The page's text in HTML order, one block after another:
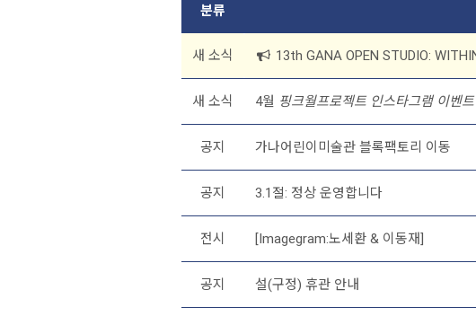
분류
새 소식 13th GANA OPEN STUDIO:
새 소식 4월 핑크월프로젝트 인스타그램 이벤트
공지 가나어린이미술관 블록팩토리 이동
공지 3.1절: 정상 운영합니다
전시 [Imagegram:노세환 & 이동재]
공지 설(구정) 휴관 안내